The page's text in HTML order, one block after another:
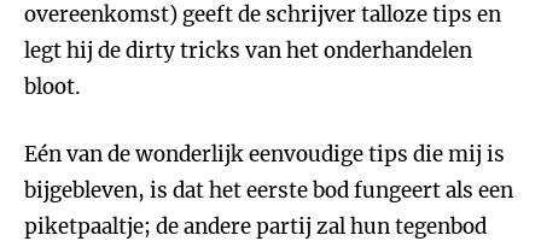
overeenkomst) geeft de schrijver talloze tips en
legt hij de dirty tricks van het onderhandelen
bloot.
Eén van de wonderlijk eenvoudige tips die mij is
bijgebleven, is dat het eerste bod fungeert als een
piketpaaltje; de andere partij zal hun tegenbod